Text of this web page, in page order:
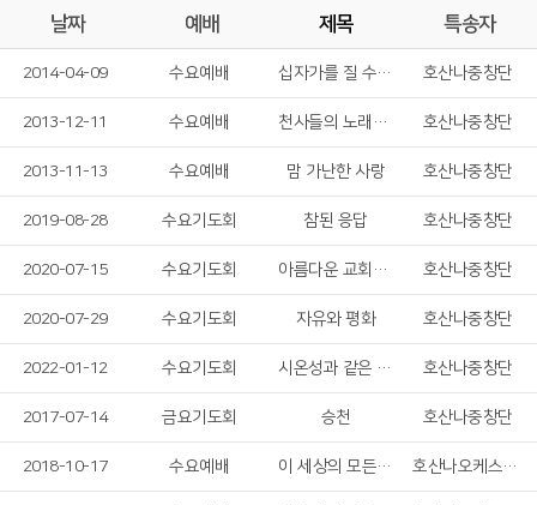
날짜 예배 제목 특송자
2014-04-09 수요예배 십자가를 질 수 있나 호산나중창단
2013-12-11 수요예배 천사들의 노래가 & 천사 찬송하기를 호산나중창단
2013-11-13 수요예배 맘 가난한 사랑 호산나중창단
2019-08-28 수요기도회 참된 응답 호산나중창단
2020-07-15 수요기도회 아름다운 교회되게 하소서 호산나중창단
2020-07-29 수요기도회 자유와 평화 호산나중창단
2022-01-12 수요기도회 시온성과 같은 교회 호산나중창단
2017-07-14 금요기도회 승천 호산나중창단
2018-10-17 수요예배 이 세상의 모든 죄를 호산나오케스트라